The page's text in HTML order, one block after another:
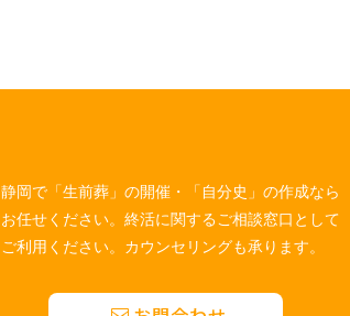
静岡で「生前葬」の開催・「自分史」の作成なら
お任せください。終活に関するご相談窓口として
ご利用ください。カウンセリングも承ります。